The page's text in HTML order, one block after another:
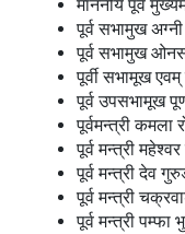
माननीय पूर्व
पूर्व सभामुख
पूर्व सभामुख
पूर्वी सभामूख
पूर्व उपसभामूख
पूर्वमन्त्री कमला
पूर्व मन्त्री
पूर्व मन्त्री देव
पूर्व मन्त्री
पूर्व मन्त्री पम्फा